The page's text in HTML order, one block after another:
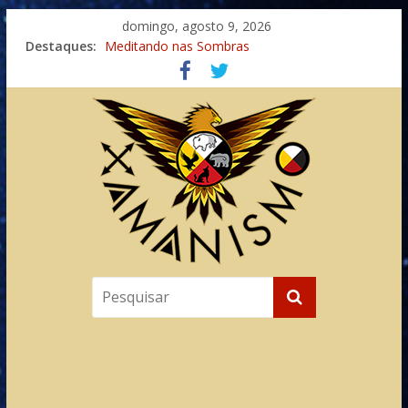
domingo, agosto 9, 2026
Destaques: Meditando nas Sombras
Autosuficiência: A Jornada do Espírito Ancestral
Xamanismo Universal
Totens – Caminho Espiritual – Crescimento
Imaginação na Cura